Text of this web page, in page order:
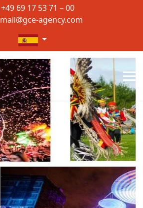
+49 69 17 53 71 – 00
mail@gce-agency.com
Seleccione su idioma